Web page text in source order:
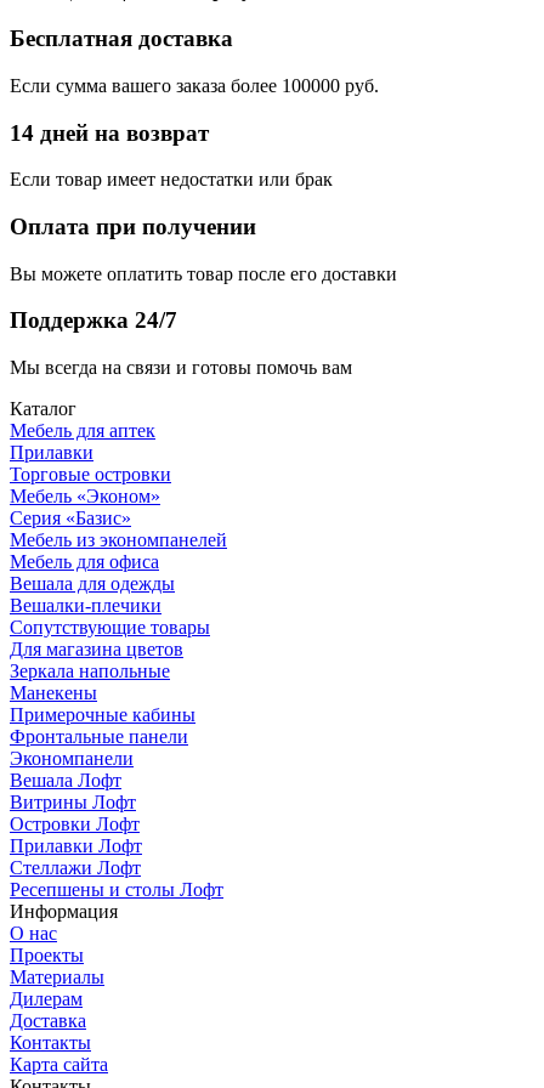
Бесплатная доставка
Если сумма вашего заказа более 100000 руб.
14 дней на возврат
Если товар имеет недостатки или брак
Оплата при получении
Вы можете оплатить товар после его доставки
Поддержка 24/7
Мы всегда на связи и готовы помочь вам
Каталог
Мебель для аптек
Прилавки
Торговые островки
Мебель «Эконом»
Серия «Базис»
Мебель из экономпанелей
Мебель для офиса
Вешала для одежды
Вешалки-плечики
Сопутствующие товары
Для магазина цветов
Зеркала напольные
Манекены
Примерочные кабины
Фронтальные панели
Экономпанели
Вешала Лофт
Витрины Лофт
Островки Лофт
Прилавки Лофт
Стеллажи Лофт
Ресепшены и столы Лофт
Информация
О нас
Проекты
Материалы
Дилерам
Доставка
Контакты
Карта сайта